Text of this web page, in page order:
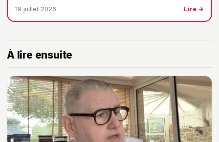
19 juillet 2026 Lire →
À lire ensuite